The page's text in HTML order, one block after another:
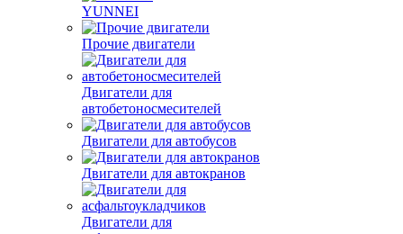
YUCHAI
YUNNEI
Прочие двигатели
Двигатели для
автобетоносмесителей
Двигатели для автобусов
Двигатели для автокранов